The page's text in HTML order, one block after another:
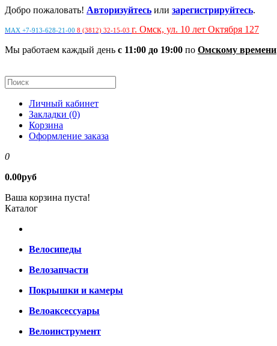
Добро пожаловать! Авторизуйтесь или зарегистрируйтесь.
MAX +7-913-628-21-00 8 (3812) 32-15-03 г. Омск, ул. 10 лет Октября 127
Мы работаем каждый день с 11:00 до 19:00 по Омскому времени
Личный кабинет
Закладки (0)
Корзина
Оформление заказа
0
0.00руб
Ваша корзина пуста!
Каталог
Велосипеды
Велозапчасти
Покрышки и камеры
Велоаксессуары
Велоинструмент